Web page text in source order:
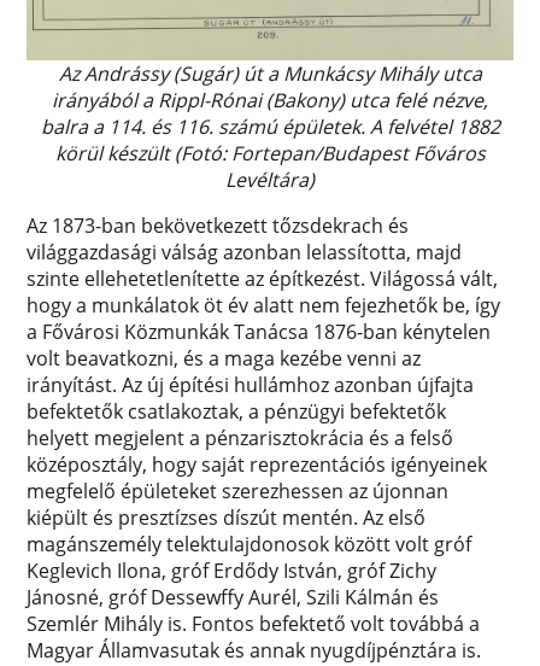
Az Andrássy (Sugár) út a Munkácsy Mihály utca
irányából a Rippl-Rónai (Bakony) utca felé nézve,
balra a 114. és 116. számú épületek. A felvétel 1882
körül készült (Fotó: Fortepan/Budapest Főváros
Levéltára)
Az 1873-ban bekövetkezett tőzsdekrach és
világgazdasági válság azonban lelassította, majd
szinte ellehetetlenítette az építkezést. Világossá vált,
hogy a munkálatok öt év alatt nem fejezhetők be, így
a Fővárosi Közmunkák Tanácsa 1876-ban kénytelen
volt beavatkozni, és a maga kezébe venni az
irányítást. Az új építési hullámhoz azonban újfajta
befektetők csatlakoztak, a pénzügyi befektetők
helyett megjelent a pénzarisztokrácia és a felső
középosztály, hogy saját reprezentációs igényeinek
megfelelő épületeket szerezhessen az újonnan
kiépült és presztízses díszút mentén. Az első
magánszemély telektulajdonosok között volt gróf
Keglevich Ilona, gróf Erdődy István, gróf Zichy
Jánosné, gróf Dessewffy Aurél, Szili Kálmán és
Szemlér Mihály is. Fontos befektető volt továbbá a
Magyar Államvasutak és annak nyugdíjpénztára is.